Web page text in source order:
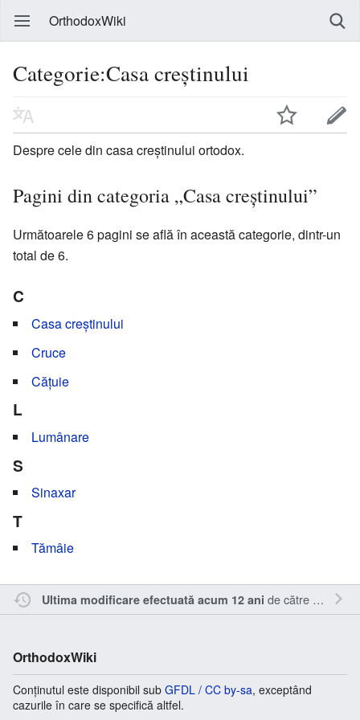
OrthodoxWiki
Categorie:Casa creștinului
Despre cele din casa creştinului ortodox.
Pagini din categoria „Casa creștinului”
Următoarele 6 pagini se află în această categorie, dintr-un
total de 6.
C
Casa creștinului
Cruce
Cățuie
L
Lumânare
S
Sinaxar
T
Tămâie
Ultima modificare efectuată acum 12 ani de către Nick15
OrthodoxWiki
Conținutul este disponibil sub GFDL / CC by-sa, exceptând
cazurile în care se specifică altfel.